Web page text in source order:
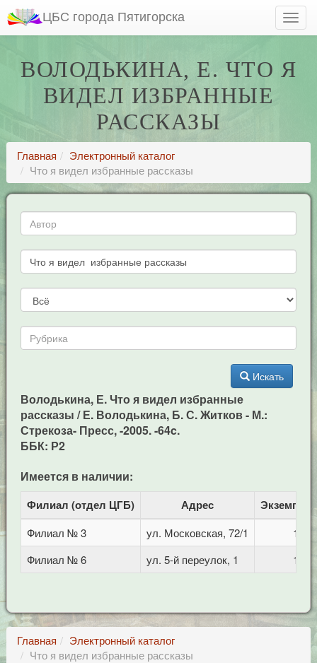
ЦБС города Пятигорска
ВОЛОДЬКИНА, Е. ЧТО Я
ВИДЕЛ ИЗБРАННЫЕ
РАССКАЗЫ
Главная
Электронный каталог
Что я видел избранные рассказы
Искать
Володькина, Е. Что я видел избранные
рассказы / Е. Володькина, Б. С. Житков - М.:
Стрекоза- Пресс, -2005. -64c.
ББК: Р2
Имеется в наличии:
Филиал (отдел ЦГБ) Адрес
Филиал № 3 ул. Московская, 72/1
1
Филиал № 6
ул. 5-й переулок, 1 1
Главная
Электронный каталог
Что я видел избранные рассказы